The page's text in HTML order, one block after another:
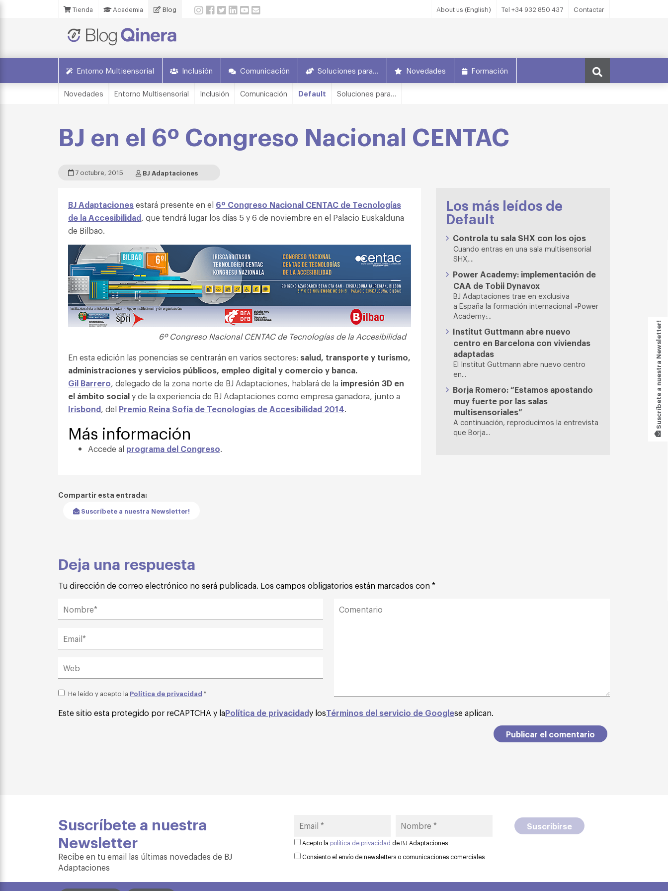
Tienda Academia Blog About us (English) Tel +34 932 850 437 Contactar
Entorno Multisensorial Inclusión Comunicación Soluciones para… Novedades Formación
Suscríbete a nuestra Newsletter!
Novedades Entorno Multisensorial Inclusión Comunicación Default Soluciones para…
BJ en el 6º Congreso Nacional CENTAC
7 octubre, 2015 BJ Adaptaciones
BJ Adaptacionesestará presente en el 6º Congreso Nacional CENTAC de Tecnologías
de la Accesibilidad, que tendrá lugar los días 5 y 6 de noviembre en el Palacio Euskalduna
de Bilbao.
6º Congreso Nacional CENTAC de Tecnologías de la Accesibilidad
En esta edición las ponencias se centrarán en varios sectores: salud, transporte y turismo,
administraciones y servicios públicos, empleo digital y comercio y banca.
Gil Barrero, delegado de la zona norte de BJ Adaptaciones, hablará de la impresión 3D en
el ámbito socialy de la experiencia de BJ Adaptaciones como empresa ganadora, junto a
Irisbond, del Premio Reina Sofía de Tecnologías de Accesibilidad 2014.
Más información
Accede al programa del Congreso.
Los más leídos de
Default
Controla tu sala SHX con los ojos
Cuando entras en una sala multisensorial
SHX,...
Power Academy: implementación de
CAA de Tobii Dynavox
BJ Adaptaciones trae en exclusiva
a España la formación internacional «Power
Academy:...
Institut Guttmann abre nuevo
centro en Barcelona con viviendas
adaptadas
El Institut Guttmann abre nuevo centro
en...
Borja Romero: “Estamos apostando
muy fuerte por las salas
multisensoriales”
A continuación, reproducimos la entrevista
que Borja...
Compartir esta entrada:
Suscríbete a nuestra Newsletter!
Deja una respuesta
Tu dirección de correo electrónico no será publicada. Los campos obligatorios están marcados con *
He leído y acepto la Política de privacidad *
Este sitio esta protegido por reCAPTCHA y laPolítica de privacidady losTérminos del servicio de Googlese aplican.
Suscríbete a nuestra
Newsletter
Recibe en tu email las últimas novedades de BJ
Adaptaciones
Acepto la política de privacidad de BJ Adaptaciones
Consiento el envío de newsletters o comunicaciones comerciales